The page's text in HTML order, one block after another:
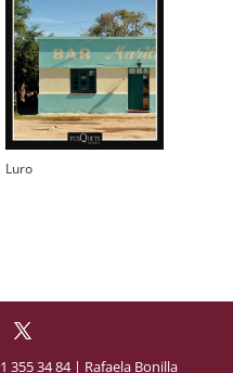
Luro
355 34 84 | Rafaela Bonilla